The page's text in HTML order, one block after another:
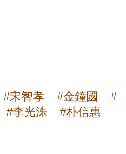
#宋智孝 #金鐘國
#
#李光洙
#朴信惠